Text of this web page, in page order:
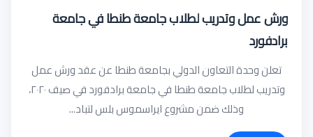
ورش عمل وتدريب لطلاب جامعة طنطا في جامعة
برادفورد
تعلن وحدة التعاون الدولي بجامعة طنطا عن عقد ورش عمل
وتدريب لطلاب جامعة طنطا في جامعة برادفورد في صيف ٢٠٢٠،
وذلك ضمن مشروع ايراسموس بلس لتباد...